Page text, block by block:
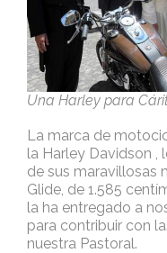
Una Harley para
La marca de
la Harley Davidson ,
de sus maravillosas
Glide, de 1.585
la ha entregado a
para contribuir con
nuestra Pastoral.